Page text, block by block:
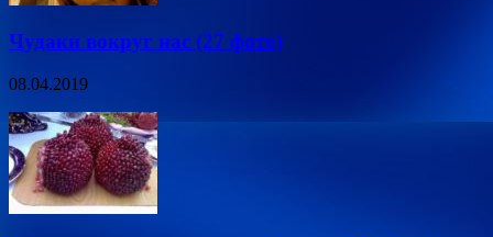
Чудаки вокруг нас (27 фото)
08.04.2019